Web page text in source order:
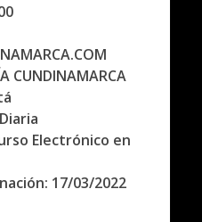
CUNDINAMARCA
Electrónico en
17/03/2022